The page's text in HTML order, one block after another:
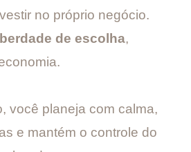
no próprio negócio.
de escolha,
você planeja com calma,
e mantém o controle do